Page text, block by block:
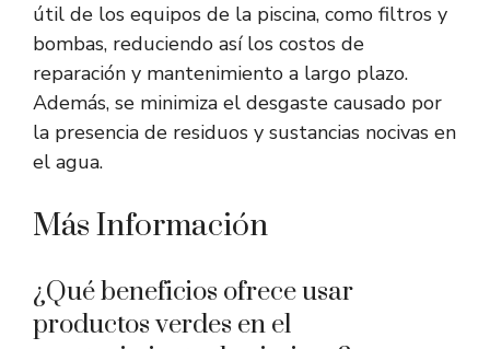
útil de los equipos de la piscina, como filtros y
bombas, reduciendo así los costos de
reparación y mantenimiento a largo plazo.
Además, se minimiza el desgaste causado por
la presencia de residuos y sustancias nocivas en
el agua.
Más Información
¿Qué beneficios ofrece usar
productos verdes en el